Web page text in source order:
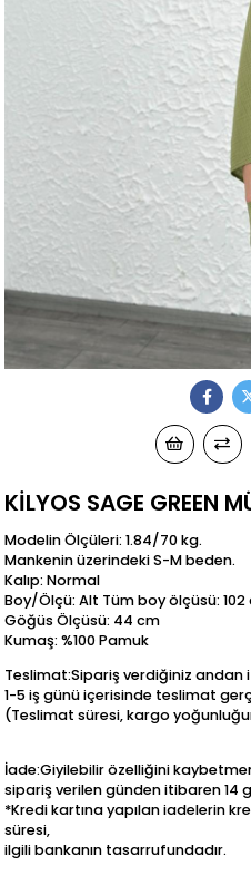
KİLYOS SAGE GREEN
Modelin Ölçüleri: 1.84/70 kg.
Mankenin üzerindeki S-M beden.
Kalıp: Normal
Boy/Ölçü: Alt Tüm boy ölçüsü:
Göğüs Ölçüsü: 44 cm
Kumaş: %100 Pamuk
Teslimat:Sipariş verdiğiniz
1-5 iş günü içerisinde teslimat
(Teslimat süresi, kargo
İade:Giyilebilir özelliğini
sipariş verilen günden itibaren 14
*Kredi kartına yapılan iadelerin
süresi,
ilgili bankanın tasarrufundadır.